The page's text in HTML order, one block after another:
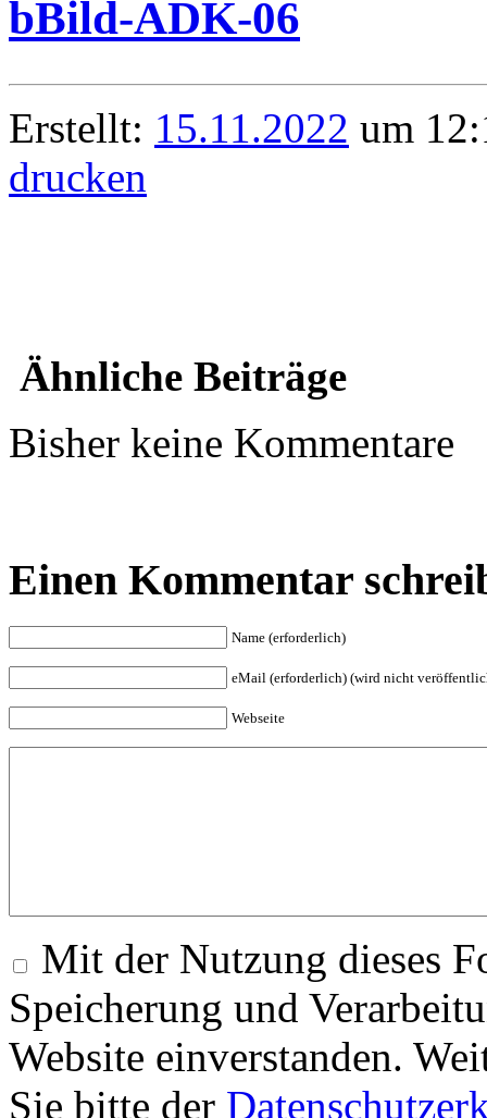
bBild-ADK-06
Erstellt: 15.11.2022 um
drucken
Ähnliche Beiträge
Bisher keine Kommentare
Einen Kommentar
Name (erforderlich)
eMail (erforderlich) (wird nicht
Webseite
Mit der Nutzung dieses
Speicherung und
Website einverstanden.
Sie bitte der